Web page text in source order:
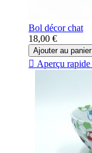
Bol décor chat
18,00 €
Ajouter au panier
 Aperçu rapide